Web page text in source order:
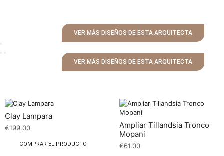
VER MÁS DISEÑOS DE ESTA ARQUITECTA
VER MÁS DISEÑOS DE ESTA ARQUITECTA
Clay Lampara
€199.00
COMPRAR EL PRODUCTO
Ampliar Tillandsia Tronco
Mopani
€61.00